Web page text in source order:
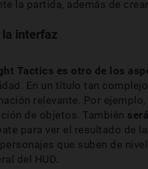
la partida, además de
interfaz
Tactics es otro de los
En un título tan
relevante. Por
de objetos. También
para ver el resultado de
que suben de
del HUD.